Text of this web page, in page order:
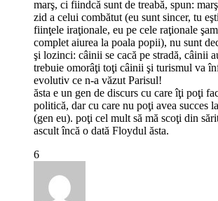
marş, ci fiindcă sunt de treabă, spun:
zid a celui combătut (eu sunt sincer, tu
fiinţele iraţionale, eu pe cele raţionale
complet aiurea la poala popii), nu sunt
şi lozinci: câinii se cacă pe stradă, câinii
trebuie omorâţi toţi câinii şi turismul va
evolutiv ce n-a văzut Parisul!
ăsta e un gen de discurs cu care îţi poţi
politică, dar cu care nu poţi avea succes
(gen eu). poţi cel mult să mă scoţi din
ascult încă o dată Floydul ăsta.
6